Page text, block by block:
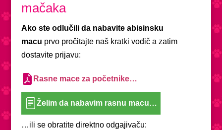
mačaka
Ako ste odlučili da nabavite abisinsku
macu prvo pročitajte naš kratki vodič a zatim
dostavite prijavu:
Rasne mace za početnike…
Želim da nabavim rasnu macu…
…ili se obratite direktno odgajivaču: